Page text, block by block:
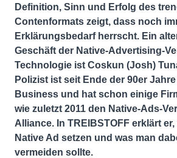
Definition, Sinn und Erfolg des
Contenformats zeigt, dass noch
Erklärungsbedarf herrscht. Ein
Geschäft der Native-Advertising-
Technologie ist Coskun (Josh)
Polizist ist seit Ende der 90er
Business und hat schon einige
wie zuletzt 2011 den Native-Ads-
Alliance. In TREIBSTOFF erklärt
Native Ad setzen und was man
vermeiden sollte.